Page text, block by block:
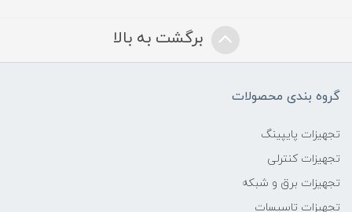
برگشت به بالا
گروه بندی محصولات
تجهیزات پایپینگ
تجهیزات کنترلی
تجهیزات برق و شبکه
تجهیزات تاسیسات